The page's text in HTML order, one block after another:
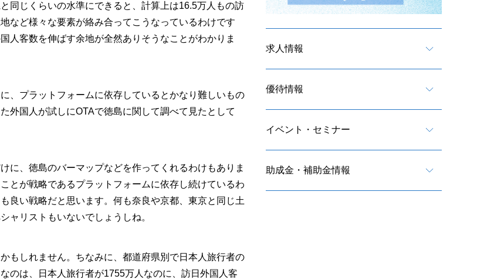
同じくらいの水準にできると、計算上は16.5万人もの訪
など様々な要素が絡み合ってこうなっているわけです
人客数を伸ばす余地が全然ありそうなことがわかりま
、プラットフォームに依存しているとかなり難しいもの
外国人が試しにOTAで徳島に関して調べて見たとして
、徳島のバーマップなどを作ってくれるわけもありま
とが戦略であるプラットフォームに依存し続けているわ
良い戦略だと思います。何も奈良や京都、東京と同じ土
ャリストもいないでしょうしね。
もしれません。ちなみに、都道府県別で日本人旅行者の
のは、日本人旅行者が1755万人なのに、訪日外国人客
求人情報
優待情報
イベント・セミナー
助成金・補助金情報